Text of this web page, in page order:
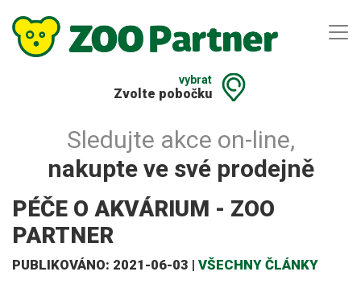
vybrat
Zvolte pobočku
Sledujte akce on-line,
nakupte ve své prodejně
PÉČE O AKVÁRIUM - ZOO
PARTNER
PUBLIKOVÁNO: 2021-06-03 | VŠECHNY ČLÁNKY